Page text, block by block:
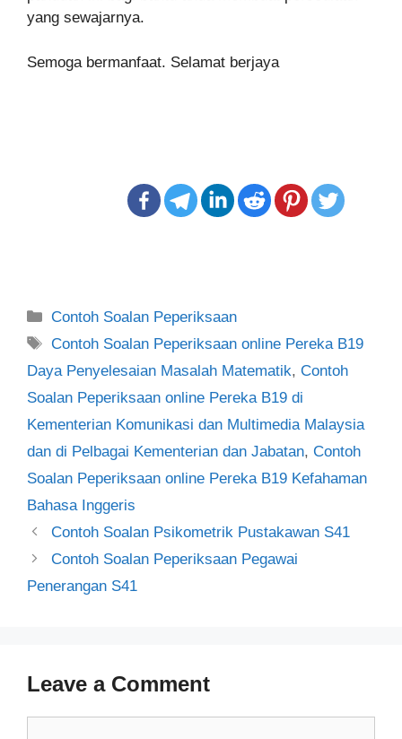
yang sewajarnya.
Semoga bermanfaat. Selamat berjaya
Categories
Contoh Soalan Peperiksaan
Tags
Contoh Soalan Peperiksaan online Pereka B19
Daya Penyelesaian Masalah Matematik, Contoh
Soalan Peperiksaan online Pereka B19 di
Kementerian Komunikasi dan Multimedia Malaysia
dan di Pelbagai Kementerian dan Jabatan, Contoh
Soalan Peperiksaan online Pereka B19 Kefahaman
Bahasa Inggeris
Post
navigation
Contoh Soalan Psikometrik Pustakawan S41
Contoh Soalan Peperiksaan Pegawai
Penerangan S41
Leave a Comment